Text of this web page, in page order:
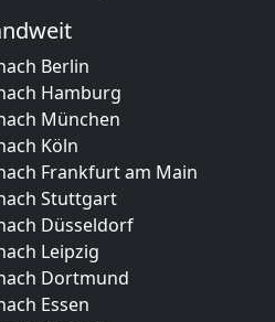
Berlin
Hamburg
München
Köln
Frankfurt am Main
Stuttgart
Düsseldorf
Leipzig
Dortmund
Essen